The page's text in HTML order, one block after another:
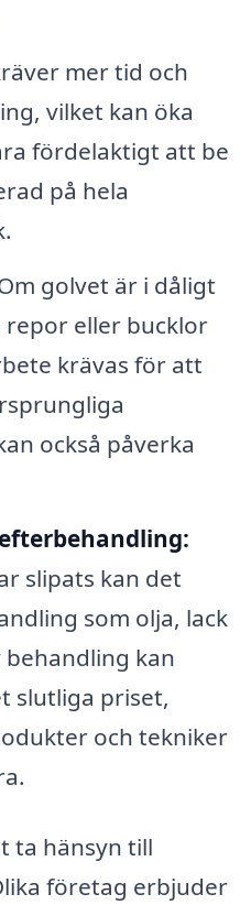
mer tid och
vilket kan öka
fördelaktigt att be
på hela
golvet är i dåligt
repor eller bucklor
krävas för att
också påverka
slipats kan det
som olja, lack
behandling kan
slutliga priset,
och tekniker
ta hänsyn till
företag erbjuder